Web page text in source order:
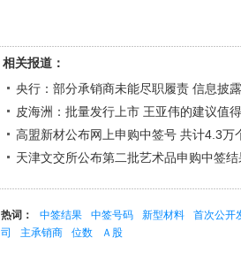
相关报道：
央行：部分承销商未能尽职履责 信息披
皮海洲：批量发行上市 王亚伟的建议值
高盟新材公布网上申购中签号 共计4.3万
天津文交所公布第二批艺术品申购中签结
热词： 中签结果 中签号码 新型材料 首次公开
司
主承销商 位数 Ａ股